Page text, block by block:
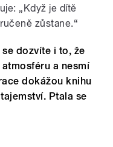
„Když je dítě
zůstane.“
dozvíte i to, že
a nesmí
dokážou knihu
Ptala se